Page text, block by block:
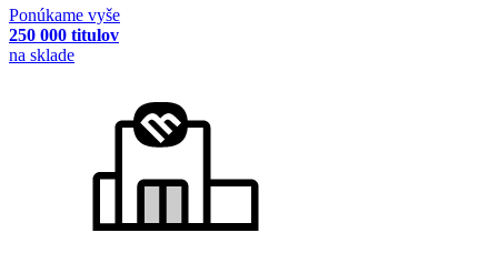
Ponúkame vyše
250 000 titulov
na sklade